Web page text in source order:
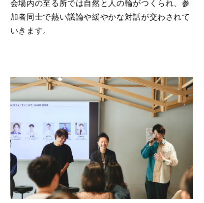
会場内の至る所では自然と人の輪がつくられ、参
加者同士で熱い議論や緩やかな対話が交わされて
いきます。